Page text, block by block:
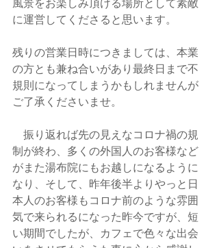
に運営してくださると思います。
残りの営業日時につきましては、本業
の方とも兼ね合いがあり最終日まで不
規則になってしまうかもしれませんが
ご了承くださいませ。
振り返れば先の見えなコロナ禍の規
制が終わ、多くの外国人のお客様など
がまた湯布院にもお越しになるように
なり、そして、昨年後半よりやっと日
本人のお客様もコロナ前のような雰囲
気で来られるになった昨今ですが、短
い期間でしたが、カフェで色々な出会